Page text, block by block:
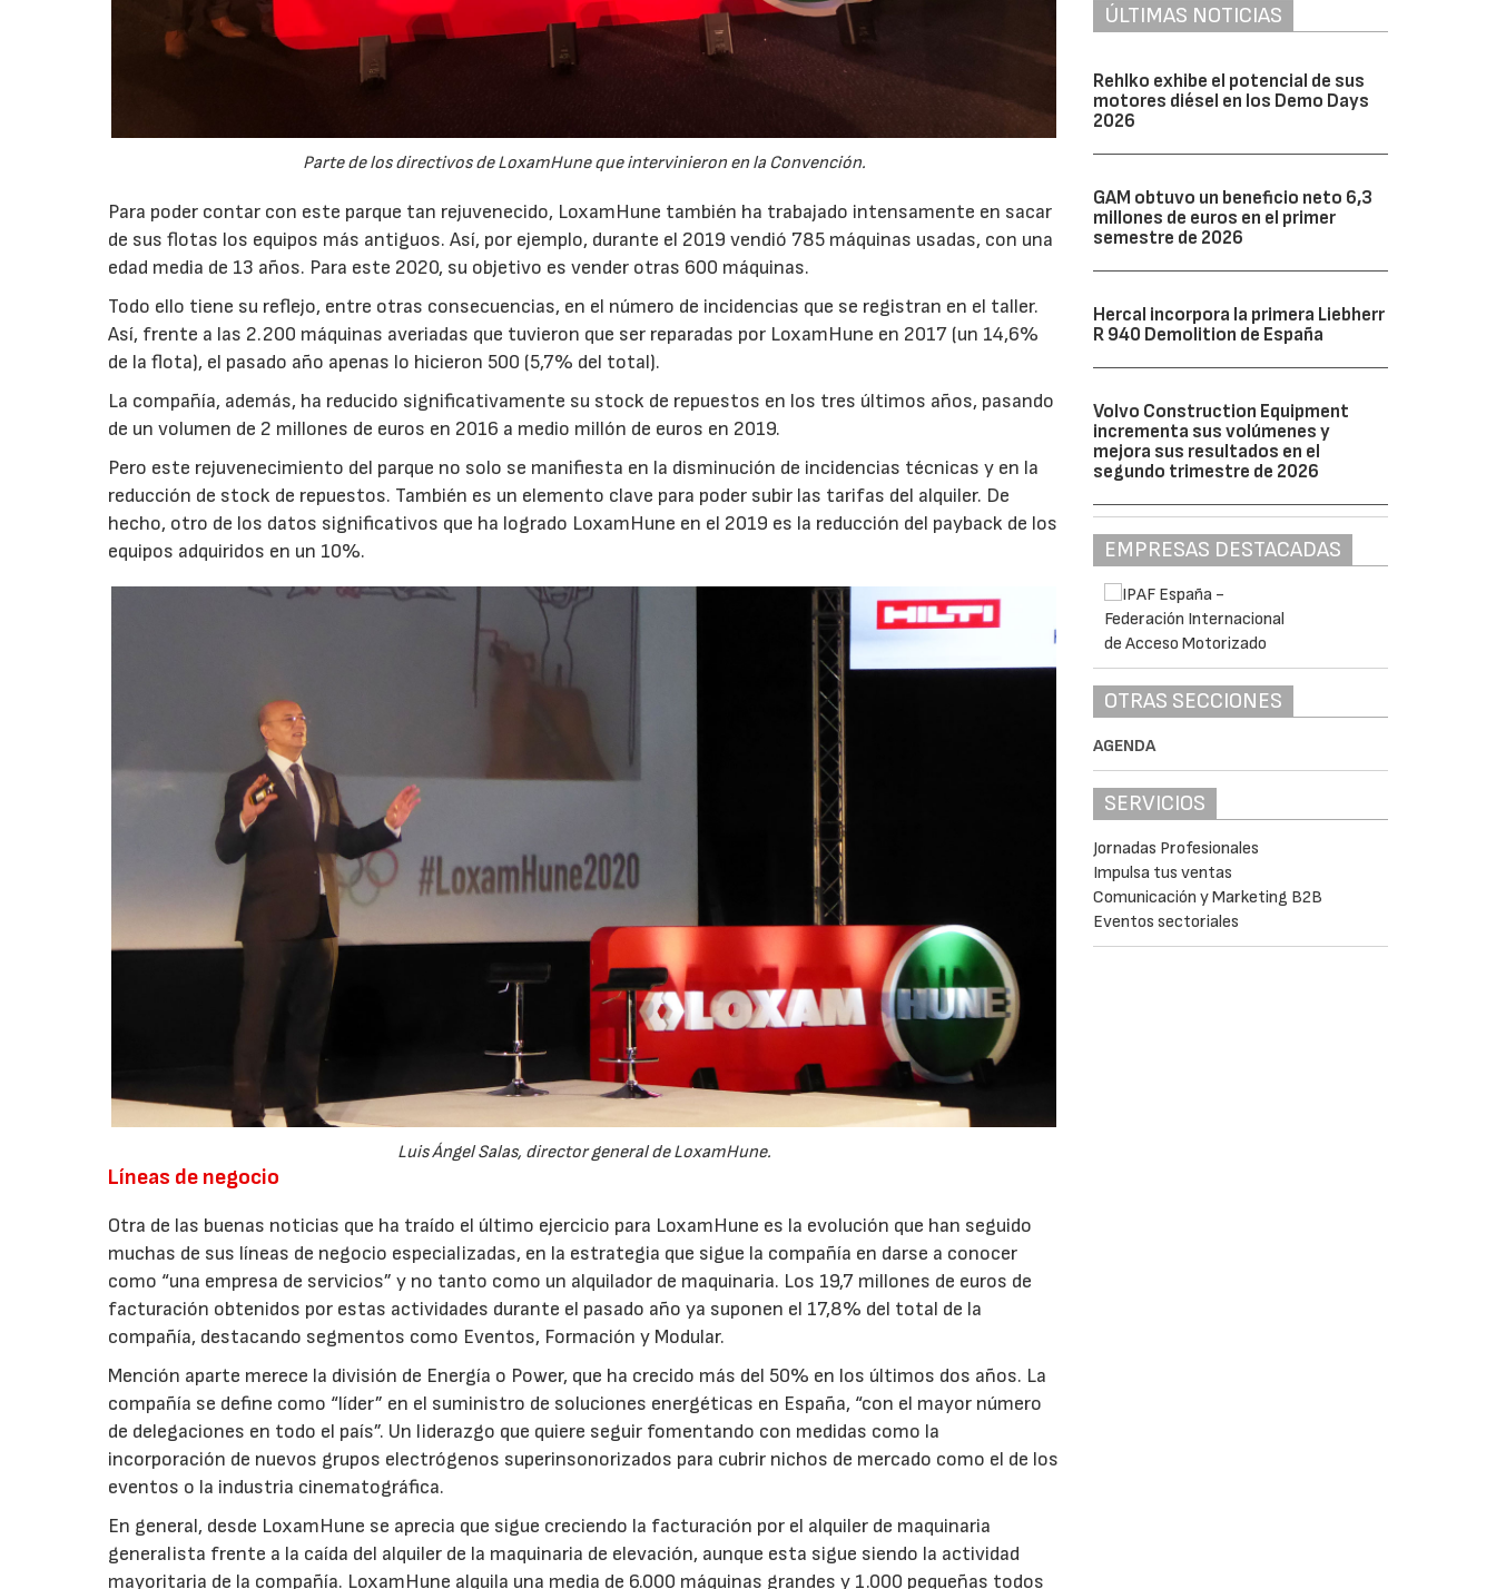
Parte de los directivos de LoxamHune que intervinieron en la Convención.
Para poder contar con este parque tan rejuvenecido, LoxamHune también ha trabajado intensamente en sacar
de sus flotas los equipos más antiguos. Así, por ejemplo, durante el 2019 vendió 785 máquinas usadas, con una
edad media de 13 años. Para este 2020, su objetivo es vender otras 600 máquinas.
Todo ello tiene su reflejo, entre otras consecuencias, en el número de incidencias que se registran en el taller.
Así, frente a las 2.200 máquinas averiadas que tuvieron que ser reparadas por LoxamHune en 2017 (un 14,6%
de la flota), el pasado año apenas lo hicieron 500 (5,7% del total).
La compañía, además, ha reducido significativamente su stock de repuestos en los tres últimos años, pasando
de un volumen de 2 millones de euros en 2016 a medio millón de euros en 2019.
Pero este rejuvenecimiento del parque no solo se manifiesta en la disminución de incidencias técnicas y en la
reducción de stock de repuestos. También es un elemento clave para poder subir las tarifas del alquiler. De
hecho, otro de los datos significativos que ha logrado LoxamHune en el 2019 es la reducción del payback de los
equipos adquiridos en un 10%.
Luis Ángel Salas, director general de LoxamHune.
Líneas de negocio
Otra de las buenas noticias que ha traído el último ejercicio para LoxamHune es la evolución que han seguido
muchas de sus líneas de negocio especializadas, en la estrategia que sigue la compañía en darse a conocer
como “una empresa de servicios” y no tanto como un alquilador de maquinaria. Los 19,7 millones de euros de
facturación obtenidos por estas actividades durante el pasado año ya suponen el 17,8% del total de la
compañía, destacando segmentos como Eventos, Formación y Modular.
Mención aparte merece la división de Energía o Power, que ha crecido más del 50% en los últimos dos años. La
compañía se define como “líder” en el suministro de soluciones energéticas en España, “con el mayor número
de delegaciones en todo el país”. Un liderazgo que quiere seguir fomentando con medidas como la
incorporación de nuevos grupos electrógenos superinsonorizados para cubrir nichos de mercado como el de los
eventos o la industria cinematográfica.
En general, desde LoxamHune se aprecia que sigue creciendo la facturación por el alquiler de maquinaria
generalista frente a la caída del alquiler de la maquinaria de elevación, aunque esta sigue siendo la actividad
mayoritaria de la compañía. LoxamHune alquila una media de 6.000 máquinas grandes y 1.000 pequeñas todos
ÚLTIMAS NOTICIAS
Rehlko exhibe el potencial de sus
motores diésel en los Demo Days
2026
GAM obtuvo un beneficio neto 6,3
millones de euros en el primer
semestre de 2026
Hercal incorpora la primera Liebherr
R 940 Demolition de España
Volvo Construction Equipment
incrementa sus volúmenes y
mejora sus resultados en el
segundo trimestre de 2026
EMPRESAS DESTACADAS
OTRAS SECCIONES
AGENDA
SERVICIOS
Jornadas Profesionales
Impulsa tus ventas
Comunicación y Marketing B2B
Eventos sectoriales